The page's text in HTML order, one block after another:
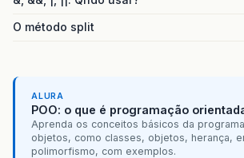
O método split
ALURA
POO: o que é programação
Aprenda os conceitos básicos da
objetos, como classes, objetos, herança,
polimorfismo, com exemplos.